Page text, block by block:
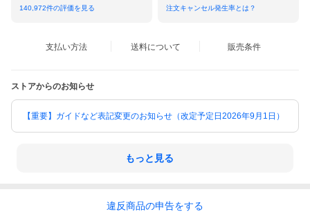
140,972件の評価を見る 注文キャンセル発生率とは？
支払い方法 送料について 販売条件
ストアからのお知らせ
【重要】ガイドなど表記変更のお知らせ（改定予定日2026年9月1日）
もっと見る
違反商品の申告をする